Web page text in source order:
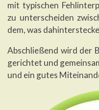
mit typischen
zu unterscheiden
dem, was
Abschließend wird der
gerichtet und
und ein gutes